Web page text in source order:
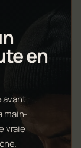
en
avant
main-
vraie